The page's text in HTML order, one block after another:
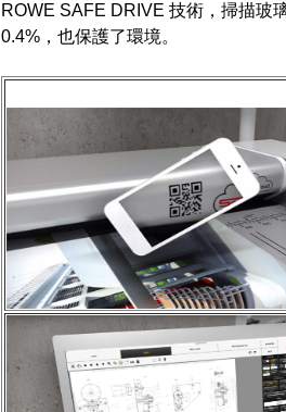
ROWE SAFE DRIVE 技術，掃描玻
0.4%，也保護了環境。